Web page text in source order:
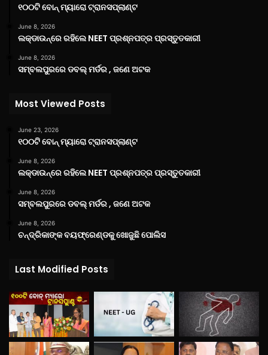
୧୦୦ଟି ବୋନ୍ ମ୍ୟାରୋ ଟ୍ରାନସପ୍ଲାଣ୍ଟ
June 8, 2026
ଲକ୍‌ଡାଉନ୍‌ରେ ରହିଲେ NEET ପ୍ରଶ୍ନପତ୍ର ପ୍ରସ୍ତୁତକାରୀ
June 8, 2026
ସମ୍ବଲପୁରରେ ଡବଲ୍ ମର୍ଡର , ଜଣେ ଅଟକ
Most Viewed Posts
June 23, 2026
୧୦୦ଟି ବୋନ୍ ମ୍ୟାରୋ ଟ୍ରାନସପ୍ଲାଣ୍ଟ
June 8, 2026
ଲକ୍‌ଡାଉନ୍‌ରେ ରହିଲେ NEET ପ୍ରଶ୍ନପତ୍ର ପ୍ରସ୍ତୁତକାରୀ
June 8, 2026
ସମ୍ବଲପୁରରେ ଡବଲ୍ ମର୍ଡର , ଜଣେ ଅଟକ
June 8, 2026
ଚନ୍ଦ୍ରିକାଙ୍କ ବୟଫ୍ରେଣ୍ଡକୁ ଖୋଜୁଛି ପୋଲିସ
Last Modified Posts